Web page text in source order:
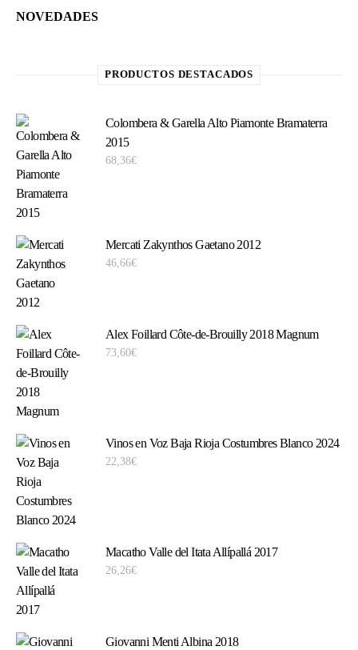
NOVEDADES
PRODUCTOS DESTACADOS
Colombera & Garella Alto Piamonte Bramaterra
2015
68,36€
Mercati Zakynthos Gaetano 2012
46,66€
Alex Foillard Côte-de-Brouilly 2018 Magnum
73,60€
Vinos en Voz Baja Rioja Costumbres Blanco 2024
22,38€
Macatho Valle del Itata Allípallá 2017
26,26€
Giovanni Menti Albina 2018